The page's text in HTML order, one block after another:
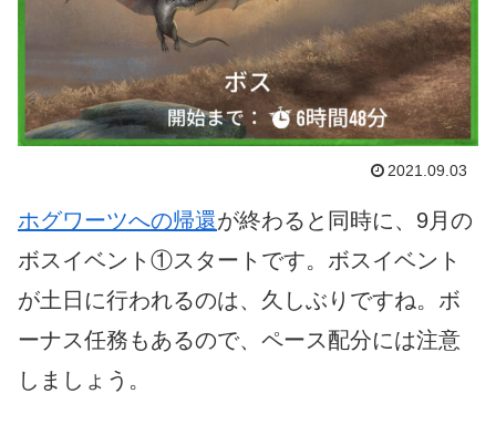
2021.09.03
ホグワーツへの帰還が終わると同時に、9月の
ボスイベント①スタートです。ボスイベント
が土日に行われるのは、久しぶりですね。ボ
ーナス任務もあるので、ペース配分には注意
しましょう。